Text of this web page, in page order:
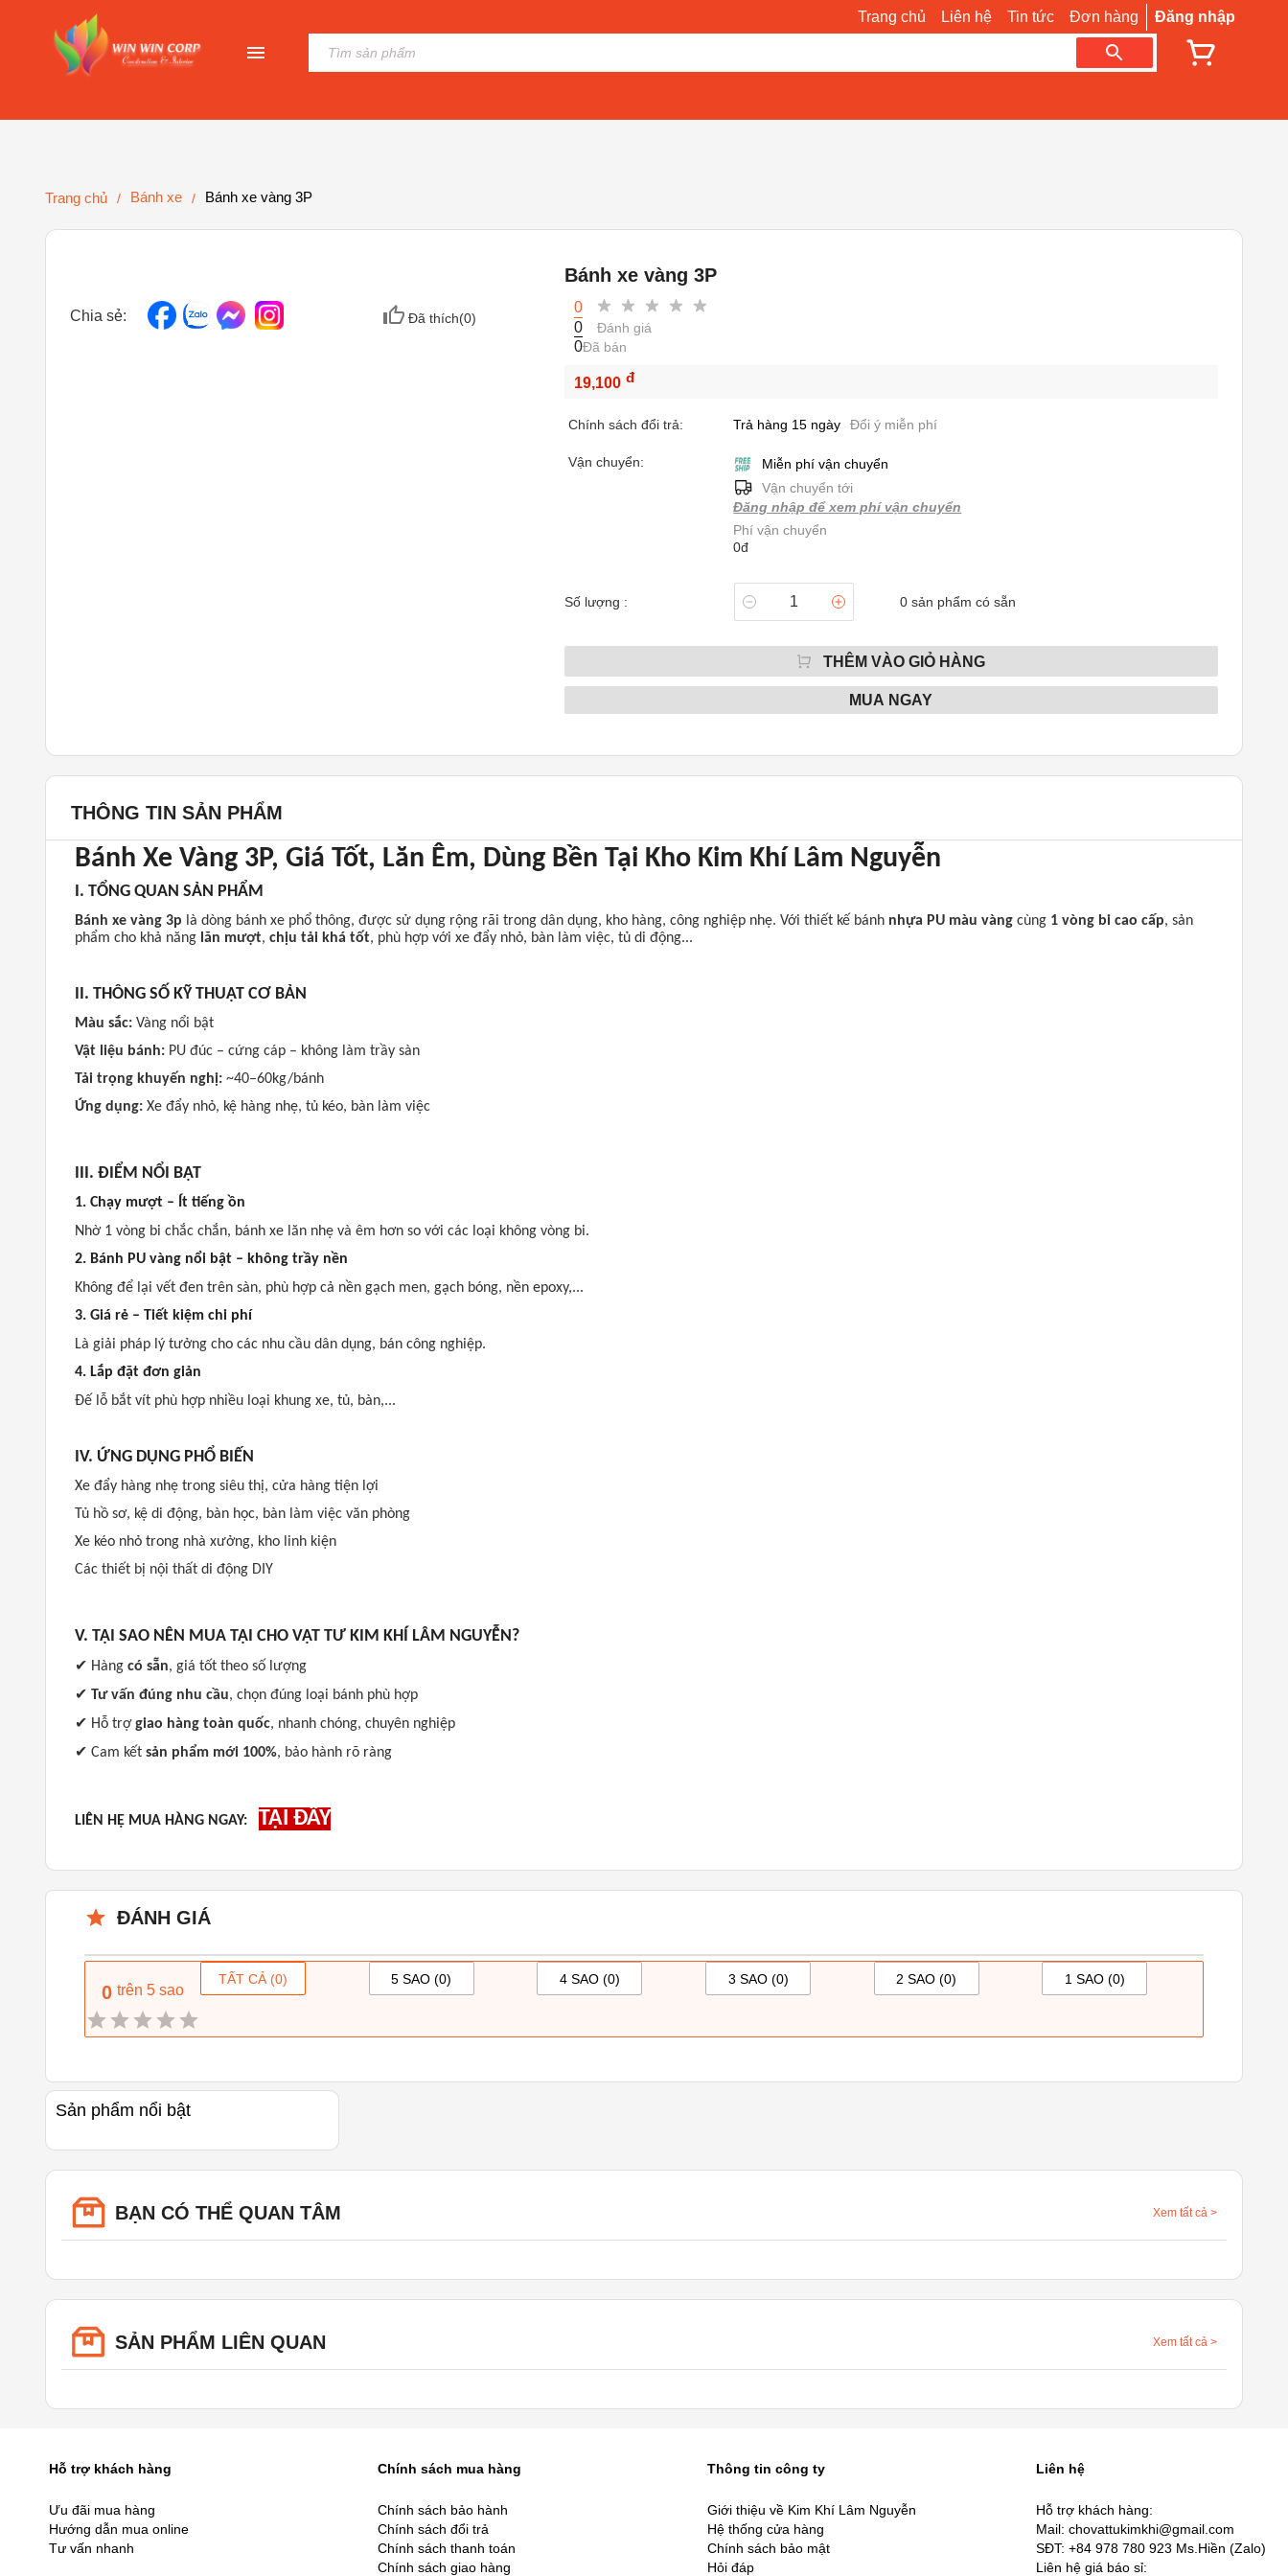
Trang chủ Liên hệ Tin tức Đơn hàng Đăng nhập
Trang chủ / Bánh xe / Bánh xe vàng 3P
Chia sẻ: Đã thích(0)
Bánh xe vàng 3P
0
0
Đánh giá
0Đã bán
19,100 đ
Chính sách đổi trả: Trả hàng 15 ngày Đổi ý miễn phí
Vận chuyển:
Miễn phí vận chuyển
Vận chuyển tới
Đăng nhập để xem phí vận chuyển
Phí vận chuyển
0đ
Số lượng : 0 sản phẩm có sẵn
THÊM VÀO GIỎ HÀNG
MUA NGAY
THÔNG TIN SẢN PHẨM
Bánh Xe Vàng 3P, Giá Tốt, Lăn Êm, Dùng Bền Tại Kho Kim Khí Lâm Nguyễn
I. TỔNG QUAN SẢN PHẨM
Bánh xe vàng 3p là dòng bánh xe phổ thông, được sử dụng rộng rãi trong dân dụng, kho hàng, công nghiệp nhẹ. Với thiết kế bánh nhựa PU màu vàng cùng 1 vòng bi cao cấp, sản
phẩm cho khả năng lăn mượt, chịu tải khá tốt, phù hợp với xe đẩy nhỏ, bàn làm việc, tủ di động...
II. THÔNG SỐ KỸ THUẬT CƠ BẢN
Màu sắc: Vàng nổi bật
Vật liệu bánh: PU đúc – cứng cáp – không làm trầy sàn
Tải trọng khuyến nghị: ~40–60kg/bánh
Ứng dụng: Xe đẩy nhỏ, kệ hàng nhẹ, tủ kéo, bàn làm việc
III. ĐIỂM NỔI BẬT
1. Chạy mượt – Ít tiếng ồn
Nhờ 1 vòng bi chắc chắn, bánh xe lăn nhẹ và êm hơn so với các loại không vòng bi.
2. Bánh PU vàng nổi bật – không trầy nền
Không để lại vết đen trên sàn, phù hợp cả nền gạch men, gạch bóng, nền epoxy,...
3. Giá rẻ – Tiết kiệm chi phí
Là giải pháp lý tưởng cho các nhu cầu dân dụng, bán công nghiệp.
4. Lắp đặt đơn giản
Đế lỗ bắt vít phù hợp nhiều loại khung xe, tủ, bàn,...
IV. ỨNG DỤNG PHỔ BIẾN
Xe đẩy hàng nhẹ trong siêu thị, cửa hàng tiện lợi
Tủ hồ sơ, kệ di động, bàn học, bàn làm việc văn phòng
Xe kéo nhỏ trong nhà xưởng, kho linh kiện
Các thiết bị nội thất di động DIY
V. TẠI SAO NÊN MUA TẠI CHO VẬT TƯ KIM KHÍ LÂM NGUYỄN?
✔ Hàng có sẵn, giá tốt theo số lượng
✔ Tư vấn đúng nhu cầu, chọn đúng loại bánh phù hợp
✔ Hỗ trợ giao hàng toàn quốc, nhanh chóng, chuyên nghiệp
✔ Cam kết sản phẩm mới 100%, bảo hành rõ ràng
LIÊN HỆ MUA HÀNG NGAY: TẠI ĐÂY
ĐÁNH GIÁ
0 trên 5 sao
TẤT CẢ (0) 5 SAO (0) 4 SAO (0) 3 SAO (0) 2 SAO (0) 1 SAO (0)
Sản phẩm nổi bật
BẠN CÓ THỂ QUAN TÂM Xem tất cả >
SẢN PHẨM LIÊN QUAN Xem tất cả >
Hỗ trợ khách hàng
Ưu đãi mua hàng
Hướng dẫn mua online
Tư vấn nhanh
Chính sách mua hàng
Chính sách bảo hành
Chính sách đổi trả
Chính sách thanh toán
Chính sách giao hàng
Thông tin công ty
Giới thiệu về Kim Khí Lâm Nguyễn
Hệ thống cửa hàng
Chính sách bảo mật
Hỏi đáp
Liên hệ
Hỗ trợ khách hàng:
Mail: chovattukimkhi@gmail.com
SĐT: +84 978 780 923 Ms.Hiền (Zalo)
Liên hệ giá báo sỉ: